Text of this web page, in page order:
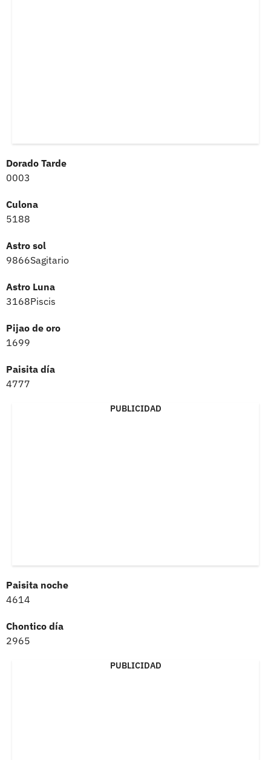
Dorado Tarde
0003
Culona
5188
Astro sol
9866Sagitario
Astro Luna
3168Piscis
Pijao de oro
1699
Paisita día
4777
PUBLICIDAD
Paisita noche
4614
Chontico día
2965
PUBLICIDAD